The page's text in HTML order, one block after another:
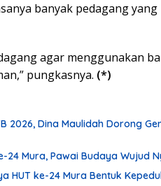
banyak pedagang
agar menggunakan
pungkasnya. (*)
2026, Dina Maulidah Dorong
24 Mura, Pawai Budaya Wujud
HUT ke-24 Mura Bentuk